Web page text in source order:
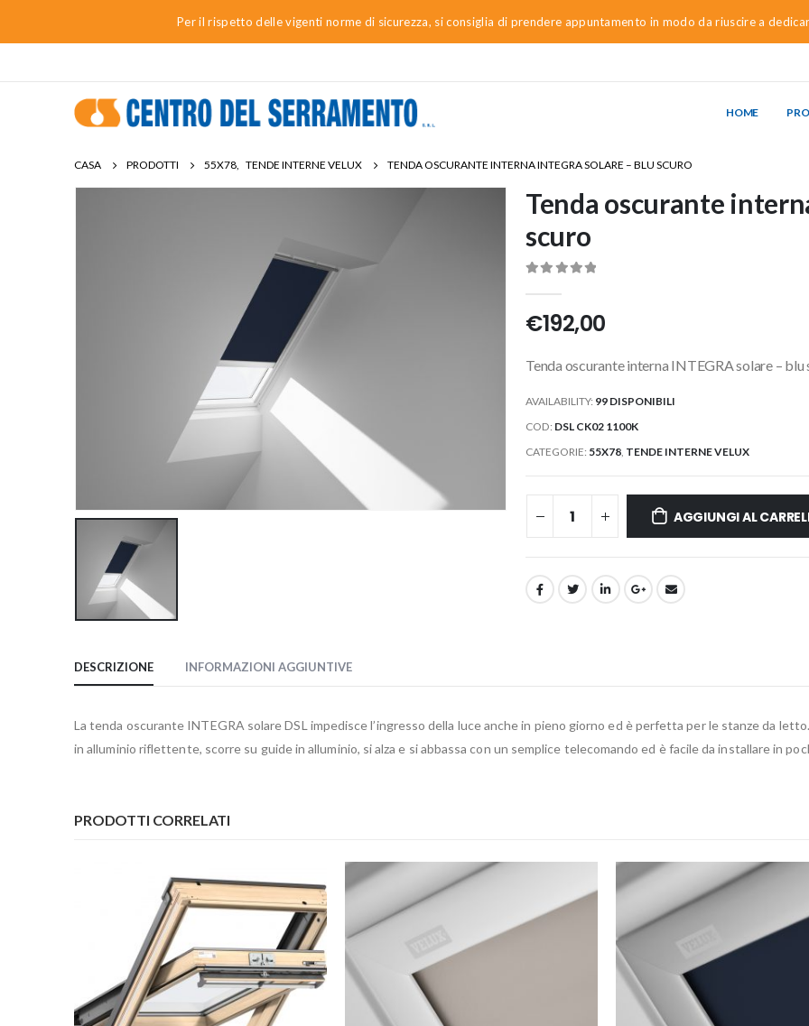
Per il rispetto delle vigenti norme di sicurezza, si consiglia di prendere appuntamento in modo da riuscire a
HOME
CASA PRODOTTI 55X78, TENDE INTERNE VELUX TENDA OSCURANTE INTERNA INTEGRA SOLARE – BLU SCURO
Tenda oscurante
scuro
€192,00
Tenda oscurante interna INTEGRA solare – blu
AVAILABILITY: 99 DISPONIBILI
COD: DSL CK02 1100K
CATEGORIE: 55X78 TENDE INTERNE VELUX
AGGIUNGI AL
DESCRIZIONE INFORMAZIONI AGGIUNTIVE
La tenda oscurante INTEGRA solare DSL impedisce l’ingresso della luce anche in pieno giorno ed è perfetta per le stanze da
in alluminio riflettente, scorre su guide in alluminio, si alza e si abbassa con un semplice telecomando ed è facile da installare in
PRODOTTI CORRELATI